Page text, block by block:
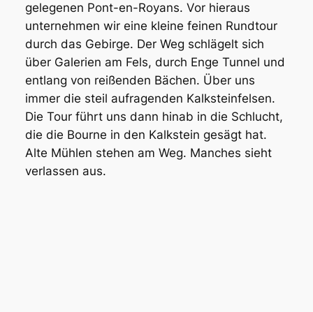
gelegenen Pont-en-Royans. Vor hieraus
unternehmen wir eine kleine feinen Rundtour
durch das Gebirge. Der Weg schlägelt sich
über Galerien am Fels, durch Enge Tunnel und
entlang von reißenden Bächen. Über uns
immer die steil aufragenden Kalksteinfelsen.
Die Tour führt uns dann hinab in die Schlucht,
die die Bourne in den Kalkstein gesägt hat.
Alte Mühlen stehen am Weg. Manches sieht
verlassen aus.